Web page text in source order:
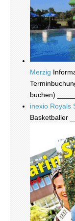
Merzig
buchen)
inexio Royals
Basketballer